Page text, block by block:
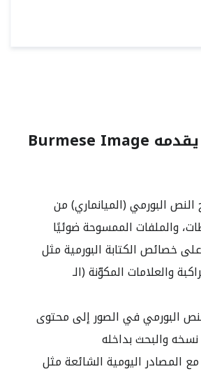
ما الذي يقدمه Burmese Image
البورمي (الميانماري) من
والملفات الممسوحة ضوئيًا
خصائص الكتابة البورمية مثل
والعلامات المكوّنة (الـ
البورمي في الصور إلى محتوى
والبحث بداخله
المصادر اليومية الشائعة مثل